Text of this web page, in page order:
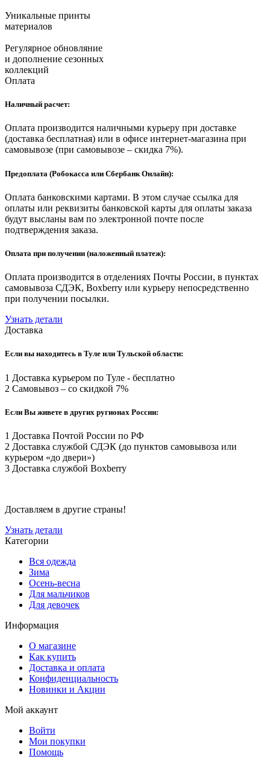
Уникальные принты
материалов
Регулярное обновляние
и дополнение сезонных
коллекций
Оплата
Наличный расчет:
Оплата производится наличными курьеру при доставке
(доставка бесплатная) или в офисе интернет-магазина при
самовывозе (при самовывозе – скидка 7%).
Предоплата (Робокасса или Сбербанк Онлайн):
Оплата банковскими картами. В этом случае ссылка для
оплаты или реквизиты банковской карты для оплаты заказа
будут высланы вам по электронной почте после
подтверждения заказа.
Оплата при получении (наложенный платеж):
Оплата производится в отделениях Почты России, в пунктах
самовывоза СДЭК, Boxberry или курьеру непосредственно
при получении посылки.
Узнать детали
Доставка
Если вы находитесь в Туле или Тульской области:
1 Доставка курьером по Туле - бесплатно
2 Самовывоз – со скидкой 7%
Если Вы живете в других ругионах России:
1 Доставка Почтой России по РФ
2 Доставка службой СДЭК (до пунктов самовывоза или
курьером «до двери»)
3 Доставка службой Boxberry
Доставляем в другие страны!
Узнать детали
Категории
Вся одежда
Зима
Осень-весна
Для мальчиков
Для девочек
Информация
О магазине
Как купить
Доставка и оплата
Конфиденциальность
Новинки и Акции
Мой аккаунт
Войти
Мои покупки
Помощь